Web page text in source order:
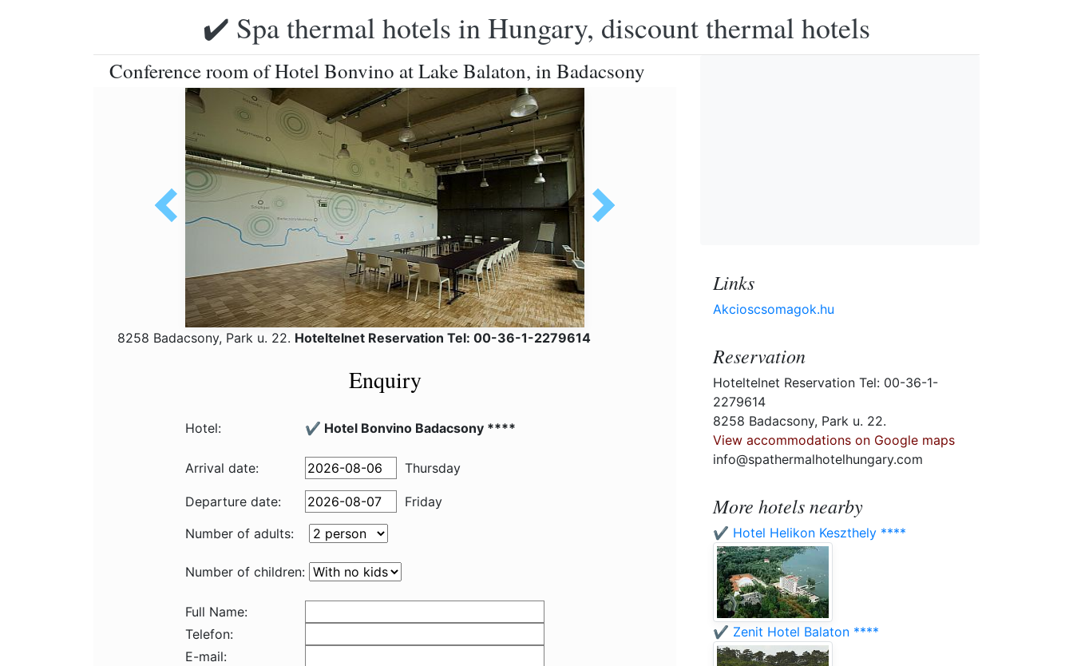
✔️ Spa thermal hotels in Hungary, discount thermal hotels
Conference room of Hotel Bonvino at Lake Balaton, in Badacsony
8258 Badacsony, Park u. 22. Hoteltelnet Reservation Tel: 00-36-1-2279614
Enquiry
Hotel: ✔️ Hotel Bonvino Badacsony ****
Arrival date: Thursday
Departure date:
Friday
Number of adults:
Number of children:
Full Name:
Telefon:
E-mail:
Links
Akcioscsomagok.hu
Reservation
Hoteltelnet Reservation Tel: 00-36-1-
2279614
8258 Badacsony, Park u. 22.
View accommodations on Google maps
info@spathermalhotelhungary.com
More hotels nearby
✔️ Hotel Helikon Keszthely ****
✔️ Zenit Hotel Balaton ****